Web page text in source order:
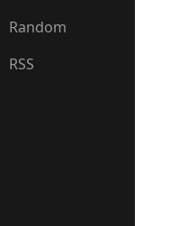
Random
RSS